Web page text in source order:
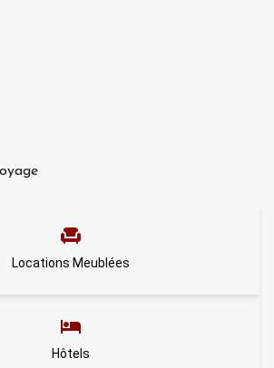
Locations Meublées
Hôtels